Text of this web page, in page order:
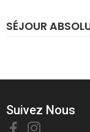
SÉJOUR
Suivez Nous